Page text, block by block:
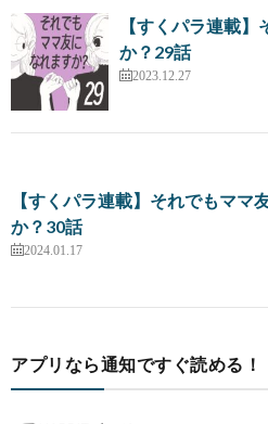
【すくパラ連載
か？29話
2023.12.27
【すくパラ連載】それでもママ
か？30話
2024.01.17
アプリなら通知ですぐ読める！